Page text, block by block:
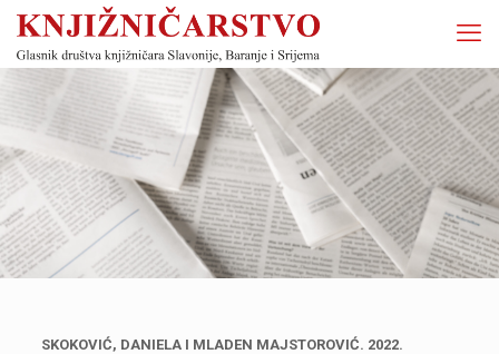
SKOKOVIĆ, DANIELA I MLADEN MAJSTOROVIĆ. 2022.